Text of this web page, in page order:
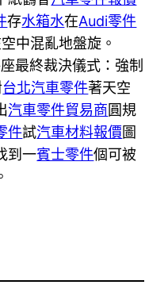
存水箱水在Audi零件
中混亂地盤旋。
最終裁決儀式：強制
台北汽車零件著天空
汽車零件貿易商圓規
件試汽車材料報價圖
到一賓士零件個可被